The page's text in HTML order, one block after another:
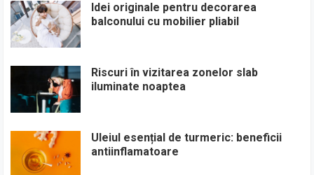
Idei originale pentru decorarea
balconului cu mobilier pliabil
Riscuri în vizitarea zonelor slab
iluminate noaptea
Uleiul esențial de turmeric: beneficii
antiinflamatoare